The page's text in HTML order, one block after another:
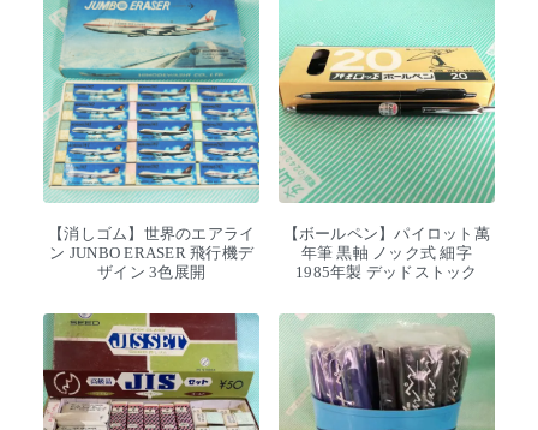
【消しゴム】世界のエアライ
ン JUNBO ERASER 飛行機デ
ザイン 3色展開
【ボールペン】パイロット萬
年筆 黒軸 ノック式 細字
1985年製 デッドストック